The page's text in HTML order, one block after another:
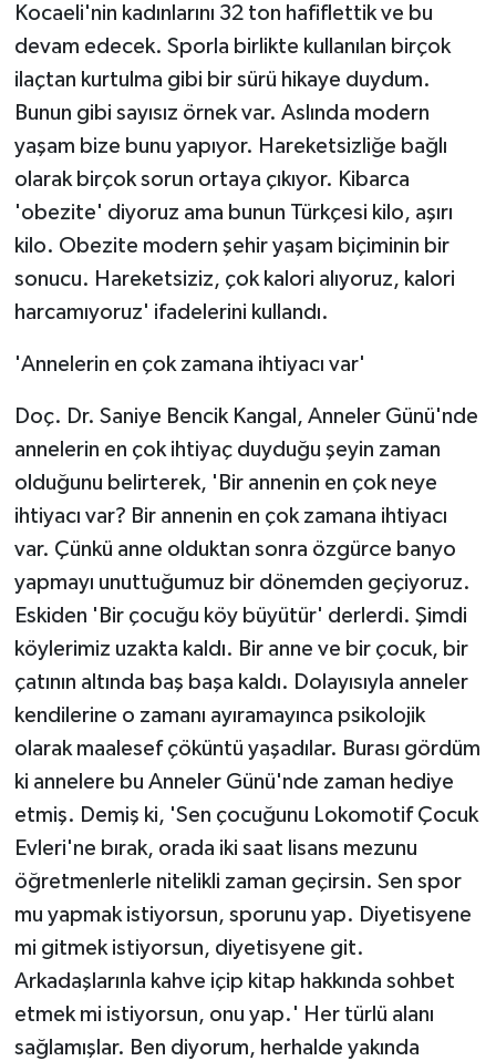
Kocaeli'nin kadınlarını 32 ton hafiflettik ve bu
devam edecek. Sporla birlikte kullanılan birçok
ilaçtan kurtulma gibi bir sürü hikaye duydum.
Bunun gibi sayısız örnek var. Aslında modern
yaşam bize bunu yapıyor. Hareketsizliğe bağlı
olarak birçok sorun ortaya çıkıyor. Kibarca
'obezite' diyoruz ama bunun Türkçesi kilo, aşırı
kilo. Obezite modern şehir yaşam biçiminin bir
sonucu. Hareketsiziz, çok kalori alıyoruz, kalori
harcamıyoruz' ifadelerini kullandı.
'Annelerin en çok zamana ihtiyacı var'
Doç. Dr. Saniye Bencik Kangal, Anneler Günü'nde
annelerin en çok ihtiyaç duyduğu şeyin zaman
olduğunu belirterek, 'Bir annenin en çok neye
ihtiyacı var? Bir annenin en çok zamana ihtiyacı
var. Çünkü anne olduktan sonra özgürce banyo
yapmayı unuttuğumuz bir dönemden geçiyoruz.
Eskiden 'Bir çocuğu köy büyütür' derlerdi. Şimdi
köylerimiz uzakta kaldı. Bir anne ve bir çocuk, bir
çatının altında baş başa kaldı. Dolayısıyla anneler
kendilerine o zamanı ayıramayınca psikolojik
olarak maalesef çöküntü yaşadılar. Burası gördüm
ki annelere bu Anneler Günü'nde zaman hediye
etmiş. Demiş ki, 'Sen çocuğunu Lokomotif Çocuk
Evleri'ne bırak, orada iki saat lisans mezunu
öğretmenlerle nitelikli zaman geçirsin. Sen spor
mu yapmak istiyorsun, sporunu yap. Diyetisyene
mi gitmek istiyorsun, diyetisyene git.
Arkadaşlarınla kahve içip kitap hakkında sohbet
etmek mi istiyorsun, onu yap.' Her türlü alanı
sağlamışlar. Ben diyorum, herhalde yakında